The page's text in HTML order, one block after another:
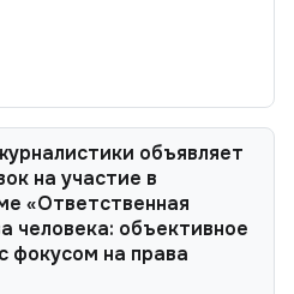
объявляет
на участие в
«Ответственная
человека: объективное
фокусом на права